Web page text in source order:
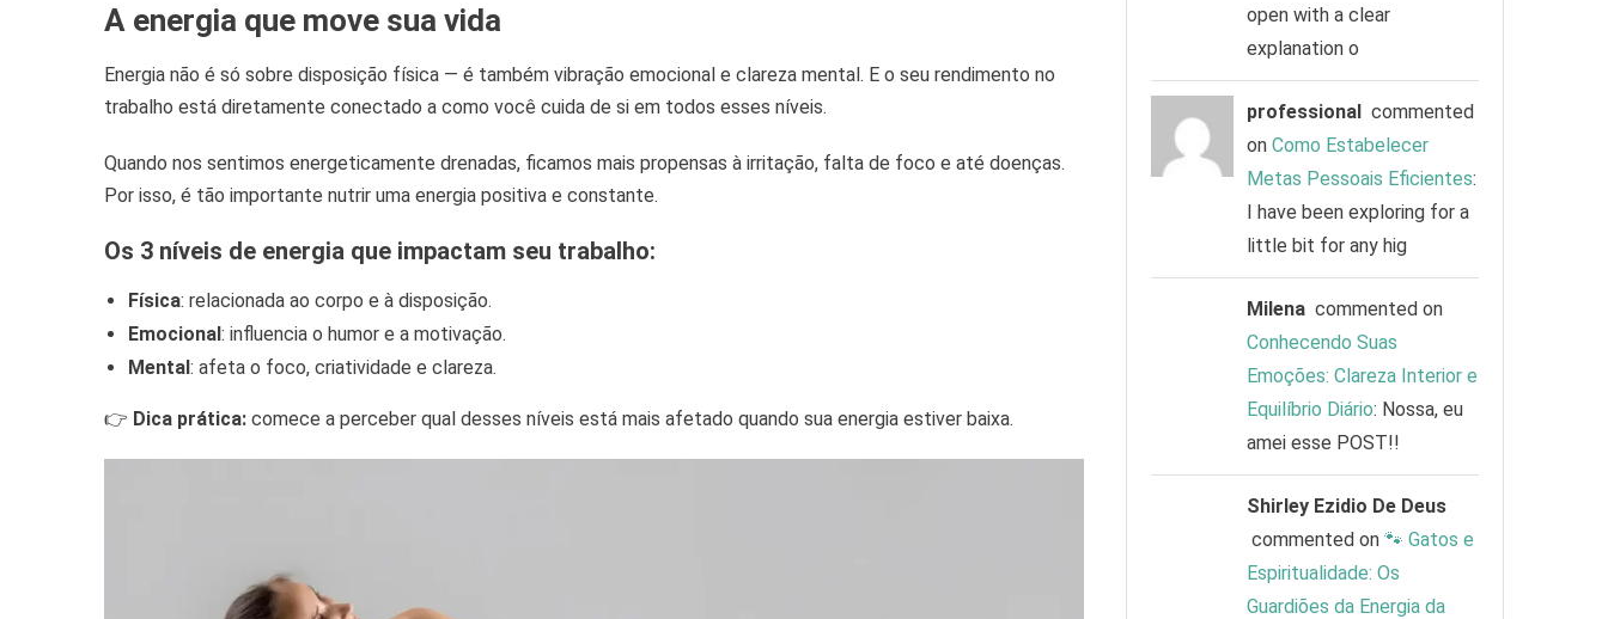
A energia que move sua vida
Energia não é só sobre disposição física — é também vibração emocional e clareza mental. E o seu rendimento no
trabalho está diretamente conectado a como você cuida de si em todos esses níveis.
Quando nos sentimos energeticamente drenadas, ficamos mais propensas à irritação, falta de foco e até doenças.
Por isso, é tão importante nutrir uma energia positiva e constante.
Os 3 níveis de energia que impactam seu trabalho:
Física: relacionada ao corpo e à disposição.
Emocional: influencia o humor e a motivação.
Mental: afeta o foco, criatividade e clareza.
👉 Dica prática: comece a perceber qual desses níveis está mais afetado quando sua energia estiver baixa.
open with a clear
explanation o
professionalcommented
on Como Estabelecer
Metas Pessoais Eficientes:
I have been exploring for a
little bit for any hig
Milenacommented on
Conhecendo Suas
Emoções: Clareza Interior e
Equilíbrio Diário: Nossa, eu
amei esse POST!!
Shirley Ezidio De Deus
commented on 🐾 Gatos e
Espiritualidade: Os
Guardiões da Energia da